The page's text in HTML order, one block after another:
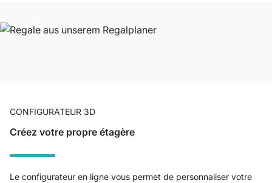
CONFIGURATEUR 3D
Créez votre propre étagère
Le configurateur en ligne vous permet de personnaliser votre